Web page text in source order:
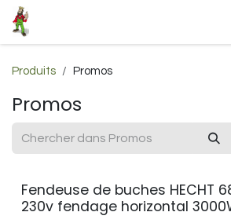
Se rendre au contenu
Produits Promos
Promos
PROMO
Fendeuse de buches HECHT
230v fendage horizontal